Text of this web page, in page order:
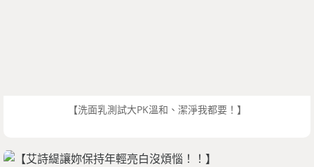
【洗面乳測試大PK溫和、潔淨我都要！】